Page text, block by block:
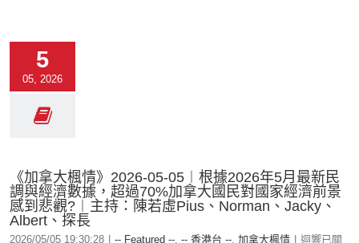
5
05, 2026
《加拿大楓情》2026-05-05︱根據2026年5月最新民
調與經濟數據，超過70%加拿大國民對國家經濟前景
感到悲觀?︱主持：陳若虛Pius、Norman、Jacky、
Albert、探長
2026/05/05 19:30:28 -- Featured --, -- 香港台 --, 加拿大楓情
迴響已關